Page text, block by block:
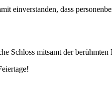
einverstanden, dass
Schloss mitsamt der